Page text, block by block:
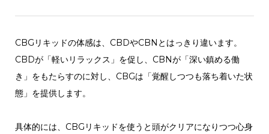
CBGリキッドの体感は、CBDやCBNとはっきり違います。
CBDが「軽いリラックス」を促し、CBNが「深い鎮める働
き」をもたらすのに対し、CBGは「覚醒しつつも落ち着いた状
態」を提供します。
具体的には、CBGリキッドを使うと頭がクリアになりつつ心身